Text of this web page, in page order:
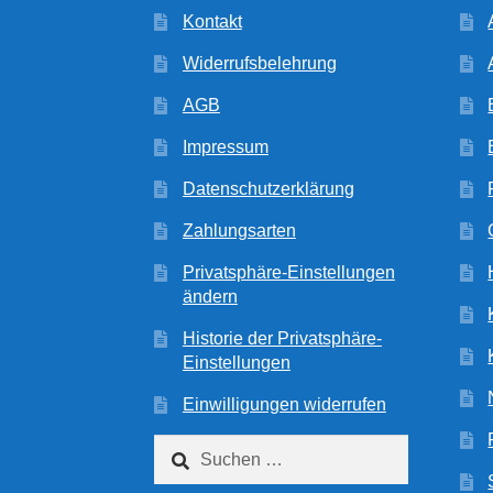
Kontakt
Widerrufsbelehrung
AGB
Impressum
Datenschutzerklärung
Zahlungsarten
Privatsphäre-Einstellungen
ändern
Historie der Privatsphäre-
Einstellungen
Einwilligungen widerrufen
nach: